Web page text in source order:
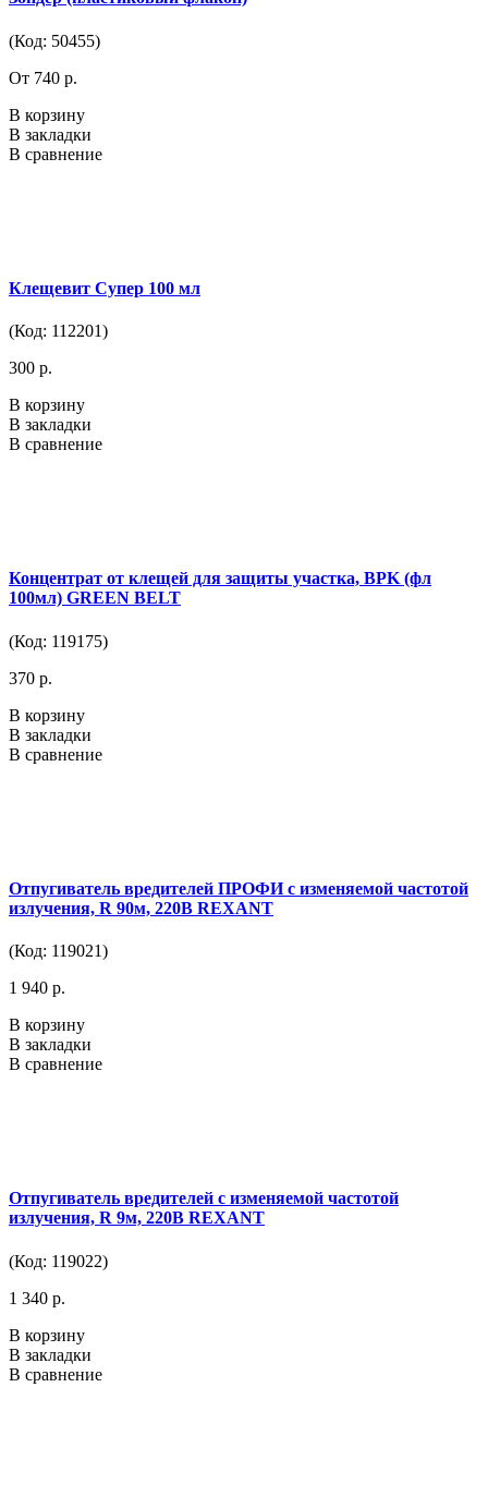
(Код: 50455)
От 740 р.
В корзину
В закладки
В сравнение
Клещевит Супер 100 мл
(Код: 112201)
300 р.
В корзину
В закладки
В сравнение
Концентрат от клещей для защиты участка, BPK (фл
100мл) GREEN BELT
(Код: 119175)
370 р.
В корзину
В закладки
В сравнение
Отпугиватель вредителей ПРОФИ с изменяемой частотой
излучения, R 90м, 220В REXANT
(Код: 119021)
1 940 р.
В корзину
В закладки
В сравнение
Отпугиватель вредителей с изменяемой частотой
излучения, R 9м, 220В REXANT
(Код: 119022)
1 340 р.
В корзину
В закладки
В сравнение